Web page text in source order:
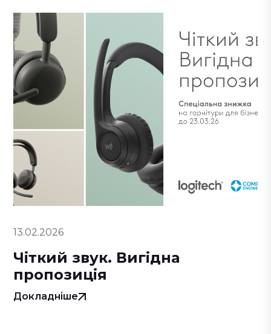
13.02.2026
Чіткий звук. Вигідна
пропозиція
Докладніше